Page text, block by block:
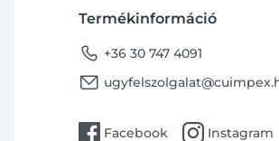
Termékinformáció
phone +36 30 747 4091
email
facebook Facebook instagram Instagram